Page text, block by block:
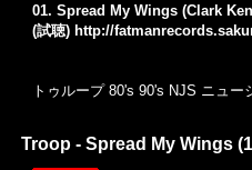
01. Spread My Wings (Clark
(試聴) http://
トゥループ 80's 90's NJS ニュ
Troop - Spread My Wings